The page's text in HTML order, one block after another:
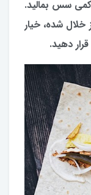
کمی سس بمالید.
خلال شده، خیار
دهید.